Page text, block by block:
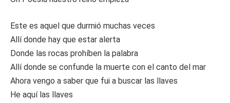
Este es aquel que durmió muchas veces
Allí donde hay que estar alerta
Donde las rocas prohíben la palabra
Allí donde se confunde la muerte con el canto del mar
Ahora vengo a saber que fui a buscar las llaves
He aquí las llaves